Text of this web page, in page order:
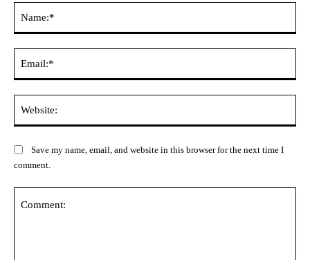
Save my name, email, and website in this browser for the next time I
comment.